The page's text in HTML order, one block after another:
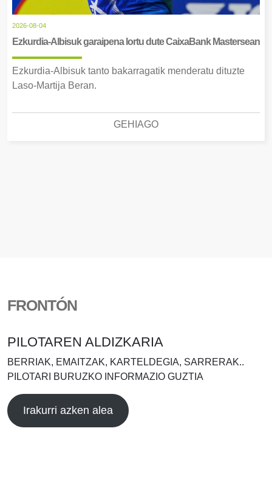
2026-08-04
Ezkurdia-Albisuk garaipena lortu dute CaixaBank Mastersean
Ezkurdia-Albisuk tanto bakarragatik menderatu dituzte
Laso-Martija Beran.
GEHIAGO
FRONTÓN
PILOTAREN ALDIZKARIA
BERRIAK, EMAITZAK, KARTELDEGIA, SARRERAK..
PILOTARI BURUZKO INFORMAZIO GUZTIA
Irakurri azken alea